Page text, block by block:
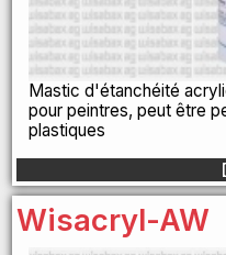
Mastic d'étanchéité
pour peintres, peut être
plastiques
Wisacryl-AW